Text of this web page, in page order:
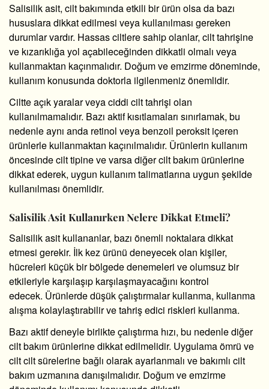
Salisilik asit, cilt bakımında etkili bir ürün olsa da bazı
hususlara dikkat edilmesi veya kullanılması gereken
durumlar vardır. Hassas ciltlere sahip olanlar, cilt tahrişine
ve kızarıklığa yol açabileceğinden dikkatli olmalı veya
kullanmaktan kaçınmalıdır. Doğum ve emzirme döneminde,
kullanım konusunda doktorla ilgilenmeniz önemlidir.
Ciltte açık yaralar veya ciddi cilt tahrişi olan
kullanılmamalıdır. Bazı aktif kısıtlamaları sınırlamak, bu
nedenle aynı anda retinol veya benzoil peroksit içeren
ürünlerle kullanmaktan kaçınılmalıdır. Ürünlerin kullanım
öncesinde cilt tipine ve varsa diğer cilt bakım ürünlerine
dikkat ederek, uygun kullanım talimatlarına uygun şekilde
kullanılması önemlidir.
Salisilik Asit Kullanırken Nelere Dikkat Etmeli?
Salisilik asit kullananlar, bazı önemli noktalara dikkat
etmesi gerekir. İlk kez ürünü deneyecek olan kişiler,
hücreleri küçük bir bölgede denemeleri ve olumsuz bir
etkileriyle karşılaşıp karşılaşmayacağını kontrol
edecek. Ürünlerde düşük çalıştırmalar kullanma, kullanma
alışma kolaylaştırabilir ve tahriş edici riskleri kullanma.
Bazı aktif deneyle birlikte çalıştırma hızı, bu nedenle diğer
cilt bakım ürünlerine dikkat edilmelidir. Uygulama ömrü ve
cilt cilt sürelerine bağlı olarak ayarlanmalı ve bakımlı cilt
bakım uzmanına danışılmalıdır. Doğum ve emzirme